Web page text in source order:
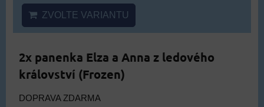
ZVOLTE VARIANTU
2x panenka Elza a Anna z ledového
království (Frozen)
DOPRAVA ZDARMA